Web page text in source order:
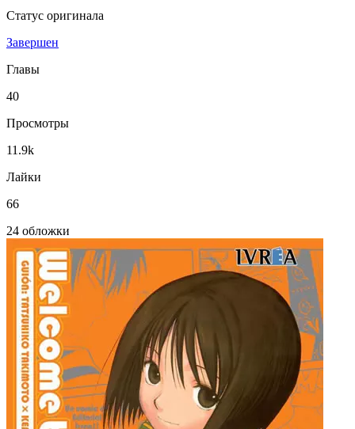
Статус оригинала
Завершен
Главы
40
Просмотры
11.9k
Лайки
66
24 обложки